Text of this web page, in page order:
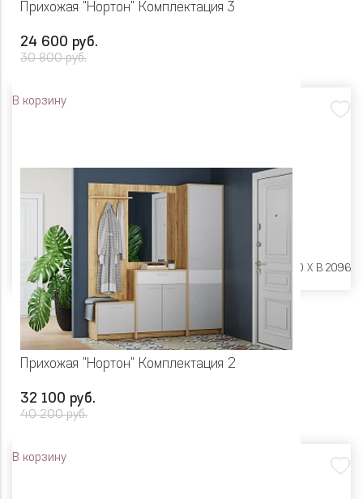
Прихожая "Нортон" Комплектация 3
24 600 руб.
30 800 руб.
В корзину
Размеры: Ш 1300 X Г 400 X В 2096
Прихожая "Нортон" Комплектация 2
32 100 руб.
40 200 руб.
В корзину